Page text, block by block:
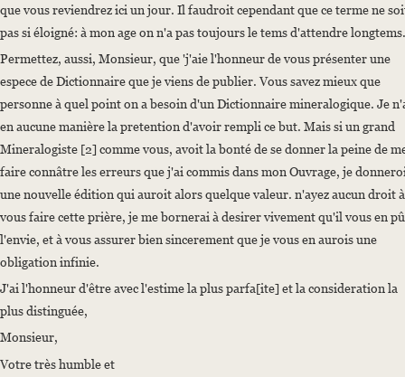
Language
French
que vous reviendrez ici un jour. Il faudroit cependant que ce terme ne
pas si éloigné: à mon age on n'a pas toujours le tems d'attendre longtems.
Permettez, aussi, Monsieur, que 'j'aie l'honneur de vous présenter une
espece de Dictionnaire que je viens de publier. Vous savez mieux que
personne à quel point on a besoin d'un Dictionnaire mineralogique. Je
en aucune manière la pretention d'avoir rempli ce but. Mais si un grand
Mineralogiste [2] comme vous, avoit la bonté de se donner la peine de
faire connâtre les erreurs que j'ai commis dans mon Ouvrage, je
une nouvelle édition qui auroit alors quelque valeur. n'ayez aucun droit à
vous faire cette prière, je me bornerai à desirer vivement qu'il vous en
l'envie, et à vous assurer bien sincerement que je vous en aurois une
obligation infinie.
J'ai l'honneur d'être avec l'estime la plus parfa[ite] et la consideration la
plus distinguée,
Monsieur,
Votre très humble et